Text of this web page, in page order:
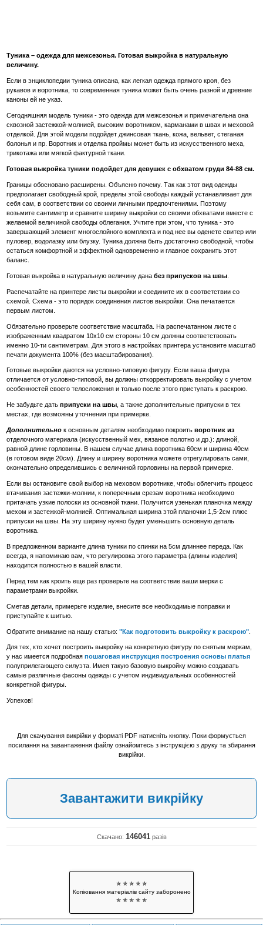
Туника – одежда для межсезонья. Готовая выкройка в натуральную
величину.
Если в энциклопедии туника описана, как легкая одежда прямого кроя, без
рукавов и воротника, то современная туника может быть очень разной и древние
каноны ей не указ.
Сегодняшняя модель туники - это одежда для межсезонья и примечательна она
сквозной застежкой-молнией, высоким воротником, карманами в швах и меховой
отделкой. Для этой модели подойдет джинсовая ткань, кожа, вельвет, стеганая
болонья и пр. Воротник и отделка проймы может быть из искусственного меха,
трикотажа или мягкой фактурной ткани.
Готовая выкройка туники подойдет для девушек с обхватом груди 84-88 см.
Границы обосновано расширены. Объясню почему. Так как этот вид одежды
предполагает свободный крой, пределы этой свободы каждый устанавливает для
себя сам, в соответствии со своими личными предпочтениями. Поэтому
возьмите сантиметр и сравните ширину выкройки со своими обхватами вместе с
желаемой величиной свободы облегания. Учтите при этом, что туника - это
завершающий элемент многослойного комплекта и под нее вы оденете свитер или
пуловер, водолазку или блузку. Туника должна быть достаточно свободной, чтобы
остаться комфортной и эффектной одновременно и главное сохранить этот
баланс.
Готовая выкройка в натуральную величину данабез припусков на швы
Распечатайте на принтере листы выкройки и соедините их в соответствии со
схемой. Схема - это порядок соединения листов выкройки. Она печатается
первым листом.
Обязательно проверьте соответствие масштаба. На распечатанном листе с
изображенным квадратом 10х10 см стороны 10 см должны соответствовать
именно 10-ти сантиметрам. Для этого в настройках принтера установите масштаб
печати документа 100% (без масштабирования).
Готовые выкройки даются на условно-типовую фигуру. Если ваша фигура
отличается от условно-типовой, вы должны откорректировать выкройку с учетом
особенностей своего телосложения и только после этого приступать к раскрою.
Не забудьте датьприпуски на швы , а также дополнительные припуски в тех
местах, где возможны уточнения при примерке.
Дополнительно к основным деталям необходимо покроитьворотник из
отделочного материала (искусственный мех, вязаное полотно и др.): длиной,
равной длине горловины. В нашем случае длина воротника 60см и ширина 40см
(в готовом виде 20см). Длину и ширину воротника можете отрегулировать сами,
окончательно определившись с величиной горловины на первой примерке.
Если вы остановите свой выбор на меховом воротнике, чтобы облегчить процесс
втачивания застежки-молнии, к поперечным срезам воротника необходимо
притачать узкие полоски из основной ткани. Получится узенькая планочка между
мехом и застежкой-молнией. Оптимальная ширина этой планочки 1,5-2см плюс
припуски на швы. На эту ширину нужно будет уменьшить основную деталь
воротника.
В предложенном варианте длина туники по спинки на 5см длиннее переда. Как
всегда, я напоминаю вам, что регулировка этого параметра (длины изделия)
находится полностью в вашей власти.
Перед тем как кроить еще раз проверьте на соответствие ваши мерки с
параметрами выкройки.
Сметав детали, примерьте изделие, внесите все необходимые поправки и
приступайте к шитью.
Обратите внимание на нашу статью:"Как подготовить выкройку к раскрою"
Для тех, кто хочет построить выкройку на конкретную фигуру по снятым меркам,
у нас имеется подробнаяпошаговая инструкция построения основы платья
полуприлегающего силуэта. Имея такую базовую выкройку можно создавать
самые различные фасоны одежды с учетом индивидуальных особенностей
конкретной фигуры.
Успехов!
Для скачування викрійки у форматі PDF натисніть кнопку. Поки формується
посилання на завантаження файлу ознайомтесь з інструкцією з друку та збирання
викрійки.
Завантажити викрійку
Скачано: 146041разів
✯ ✯ ✯ ✯ ✯
Копіювання матеріалів сайту заборонено
✯ ✯ ✯ ✯ ✯